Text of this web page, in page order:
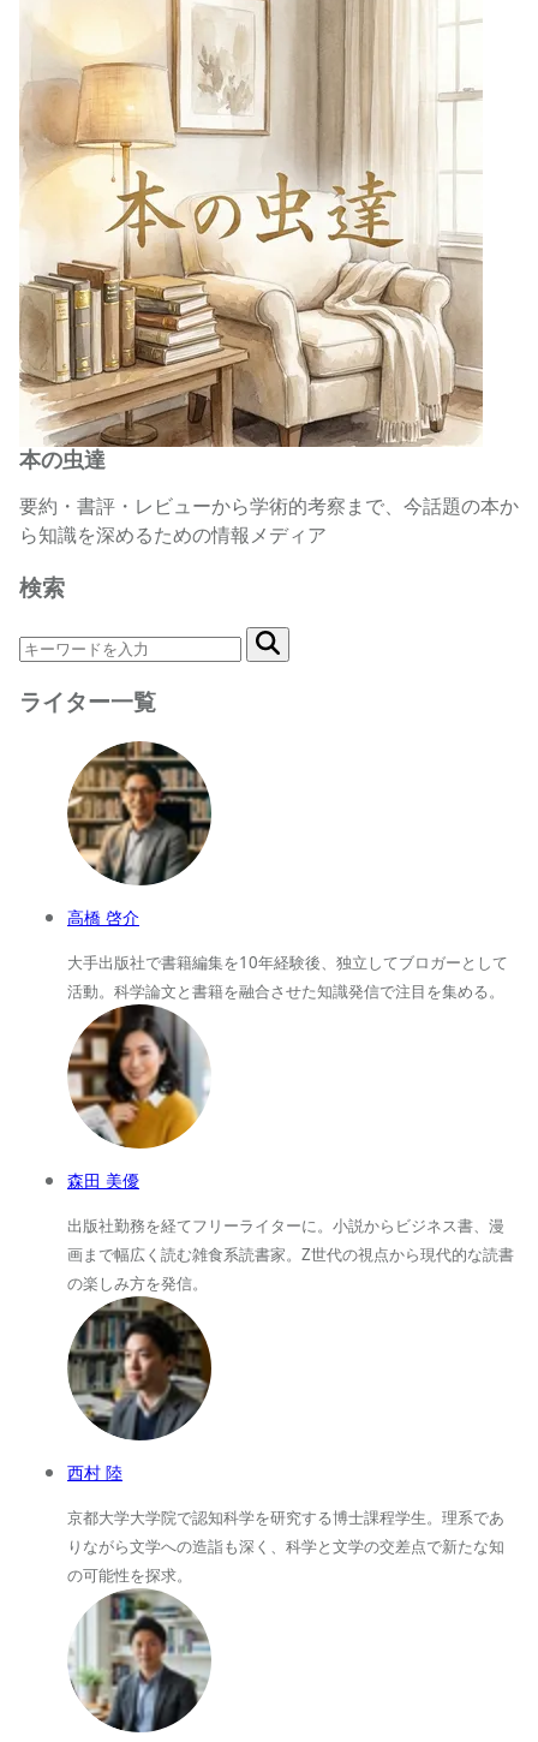
本の虫達
要約・書評・レビューから学術的考察まで、今話題の本か
ら知識を深めるための情報メディア
検索
ライター一覧
高橋 啓介
大手出版社で書籍編集を10年経験後、独立してブロガーとして
活動。科学論文と書籍を融合させた知識発信で注目を集める。
森田 美優
出版社勤務を経てフリーライターに。小説からビジネス書、漫
画まで幅広く読む雑食系読書家。Z世代の視点から現代的な読書
の楽しみ方を発信。
西村 陸
京都大学大学院で認知科学を研究する博士課程学生。理系であ
りながら文学への造詣も深く、科学と文学の交差点で新たな知
の可能性を探求。